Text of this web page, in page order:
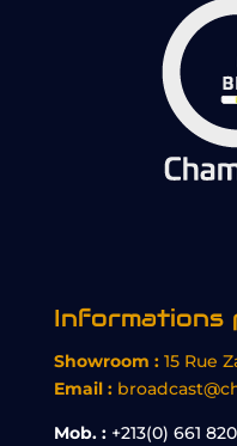
Informations
Showroom : 15 Rue
Email :
Mob. :+213(0) 661